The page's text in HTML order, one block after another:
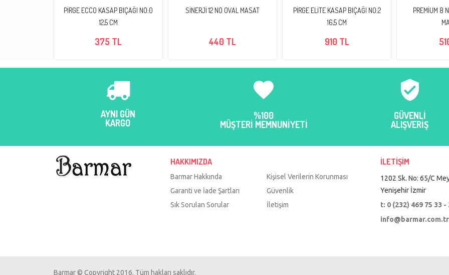
PİRGE ECCO KASAP BIÇAĞI NO:0
12,5 CM
375 TL
SİNERJİ 12 NO OVAL MASAT
440 TL
PİRGE ELİTE KASAP BIÇAĞI NO:2
16,5 CM
910 TL
PREMİUM 8
AYNI GÜN
KARGO
favorite
%100
MÜŞTERİ MEMNUNİYETİ
verified_user
GÜVENLİ
ALIŞVERİŞ
HAKKIMIZDA
Barmar Hakkında
Kişisel Verilerin Korunması
Garanti ve İade Şartları
Güvenlik
Sık Sorulan Sorular
İletişim
İLETİŞİM
1202 Sk. No: 65/C
Yenişehir İzmir
t: 0 (232) 469 75 33 -
info@barmar.com.tr
Barmar © Copyright 2016. Tüm hakları saklıdır.